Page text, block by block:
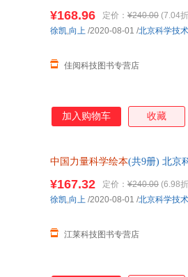
¥168.96 定价： ¥240.00 (7.04
佳阅科技图书专营店
徐凯,向上 /2020-08-01 /北京科学技
加入购物车 收藏
中国力量科学绘本(共9册) 北京
¥167.32 定价： ¥240.00 (6.98
江莱科技图书专营店
徐凯,向上 /2020-08-01 /北京科学技